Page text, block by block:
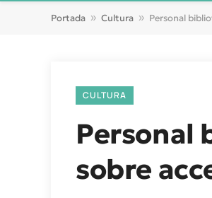
Portada » Cultura » Personal
CULTURA
Personal
sobre